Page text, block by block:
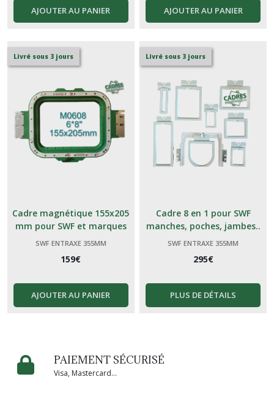
AJOUTER AU PANIER AJOUTER AU PANIER
Livré sous 3 jours
Cadre magnétique 155x205
mm pour SWF et marques
génériques Chinoises
SWF ENTRAXE 355MM
159€
AJOUTER AU PANIER
Livré sous 3 jours
Cadre 8 en 1 pour SWF
manches, poches, jambes..
SWF ENTRAXE 355MM
295€
PLUS DE DÉTAILS
PAIEMENT SÉCURISÉ
Visa, Mastercard...